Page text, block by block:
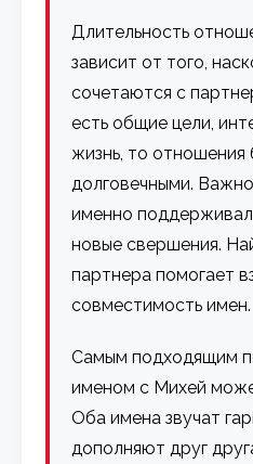
Длительность
зависит от того,
сочетаются с
есть общие цели,
жизнь, то отношения
долговечными.
именно
новые свершения.
партнера помогает
совместимость имен.
Самым подходящим
именом с Михей
Оба имена звучат
дополняют друг